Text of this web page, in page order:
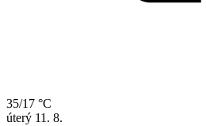
35/17 °C
úterý 11. 8.